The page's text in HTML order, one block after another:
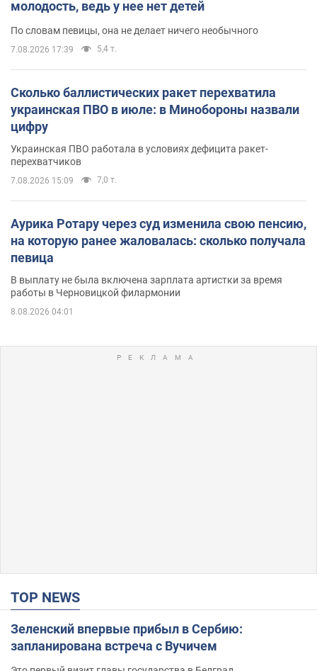
молодость, ведь у нее нет детей
По словам певицы, она не делает ничего необычного
7.08.2026 17:39 5,4 т.
Сколько баллистических ракет перехватила
украинская ПВО в июле: в Минобороны назвали
цифру
Украинская ПВО работала в условиях дефицита ракет-
перехватчиков
7.08.2026 15:09 7,0 т.
Аурика Ротару через суд изменила свою пенсию,
на которую ранее жаловалась: сколько получала
певица
В выплату не была включена зарплата артистки за время
работы в Черновицкой филармонии
8.08.2026 04:01
TOP NEWS
Зеленский впервые прибыл в Сербию:
запланирована встреча с Вучичем